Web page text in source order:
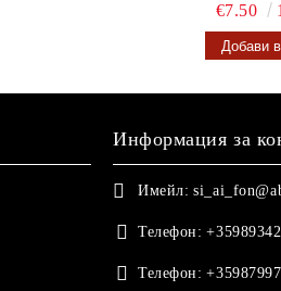
€7.50
Информация за
Имейл:
Телефон:
Телефон: